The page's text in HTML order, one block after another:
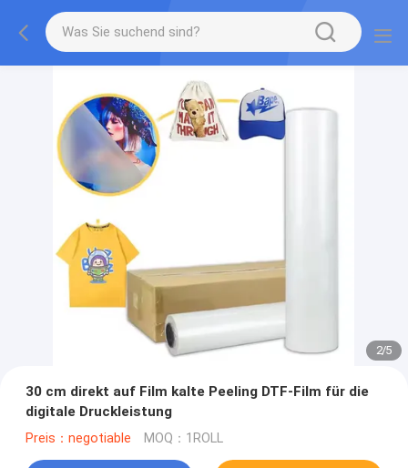
2/5
30 cm direkt auf Film kalte Peeling DTF-Film für die
digitale Druckleistung
Preis：negotiable MOQ：1ROLL